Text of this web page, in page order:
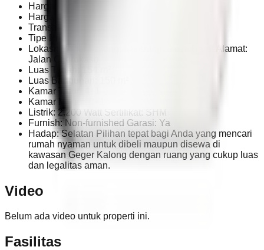
Harga Jual: Rp 1,65 M
Harga Sewa: Rp 60 Jt
Transaksi: Jual / Sewa
Tipe Properti: Rumah
Lokasi: Geger Kalong, Bandung, Jawa Barat Alamat:
Jalan Cijerokaso
Luas Tanah: 154 m²
Luas Bangunan: 150 m²
Kamar Tidur: 4+1
Kamar Mandi: 3+1
Listrik: 2.200 Watt Sertifikat: SHM
Furnish: Non-furnished Garasi: Ya
Hadap: Selatan Pilihan tepat bagi Anda yang mencari
rumah nyaman untuk dibeli maupun disewa di
kawasan Geger Kalong dengan ruang yang cukup luas
dan legalitas aman.
Video
Belum ada video untuk properti ini.
Fasilitas